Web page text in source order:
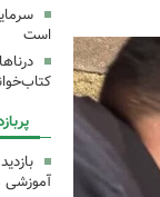
است
آموزشی